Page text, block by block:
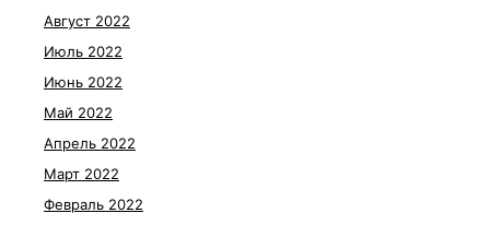
Август 2022
Июль 2022
Июнь 2022
Май 2022
Апрель 2022
Март 2022
Февраль 2022